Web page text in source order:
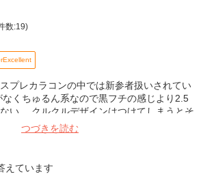
数:19)
プレカラコンの中では新参者扱いされてい
くちゅるん系なので黒フチの感じより2.5
い。 クルクルデザインはつけてしまうとそ
。近くで見るとわかるくらいかな
つづきを読む
えています